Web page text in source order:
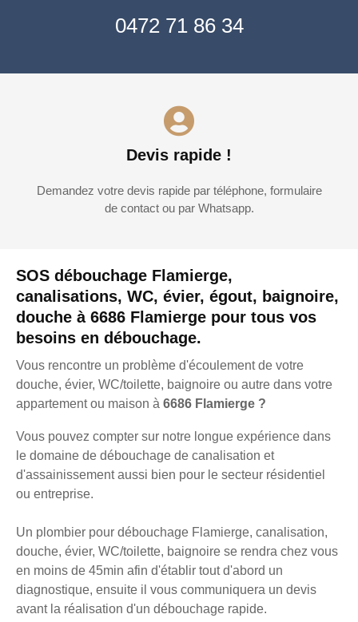
SOS débouchage Flamierge,
canalisations, WC, évier, égout, baignoire,
douche à 6686 Flamierge pour tous vos
besoins en débouchage.
Vous rencontre un problème d'écoulement de votre
douche, évier, WC/toilette, baignoire ou autre dans votre
appartement ou maison à 6686 Flamierge ?
Vous pouvez compter sur notre longue expérience dans
le domaine de débouchage de canalisation et
d'assainissement aussi bien pour le secteur résidentiel
ou entreprise.
Un plombier pour débouchage Flamierge, canalisation,
douche, évier, WC/toilette, baignoire se rendra chez vous
en moins de 45min afin d'établir tout d'abord un
diagnostique, ensuite il vous communiquera un devis
avant la réalisation d'un débouchage rapide.
0472 71 86 34
Devis rapide !
Demandez votre devis rapide par téléphone, formulaire
de contact ou par Whatsapp.